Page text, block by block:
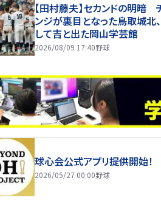
【田村藤夫】セカンドの明暗
ンジが裏目となった鳥取城北
して吉と出た岡山学芸館
2026/08/09 17:40野球
球心会公式アプリ提供開始！
2026/05/27 00:00野球